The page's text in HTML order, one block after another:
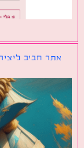
חביב ליצירת